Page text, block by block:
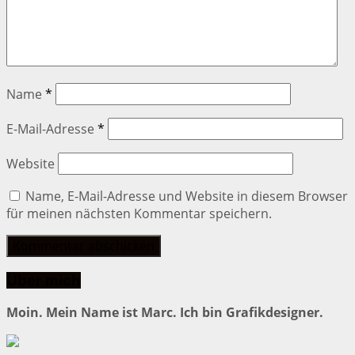
Name *
E-Mail-Adresse *
Website
Name, E-Mail-Adresse und Website in diesem Browser
für meinen nächsten Kommentar speichern.
Moin. Mein Name ist Marc. Ich bin Grafikdesigner.